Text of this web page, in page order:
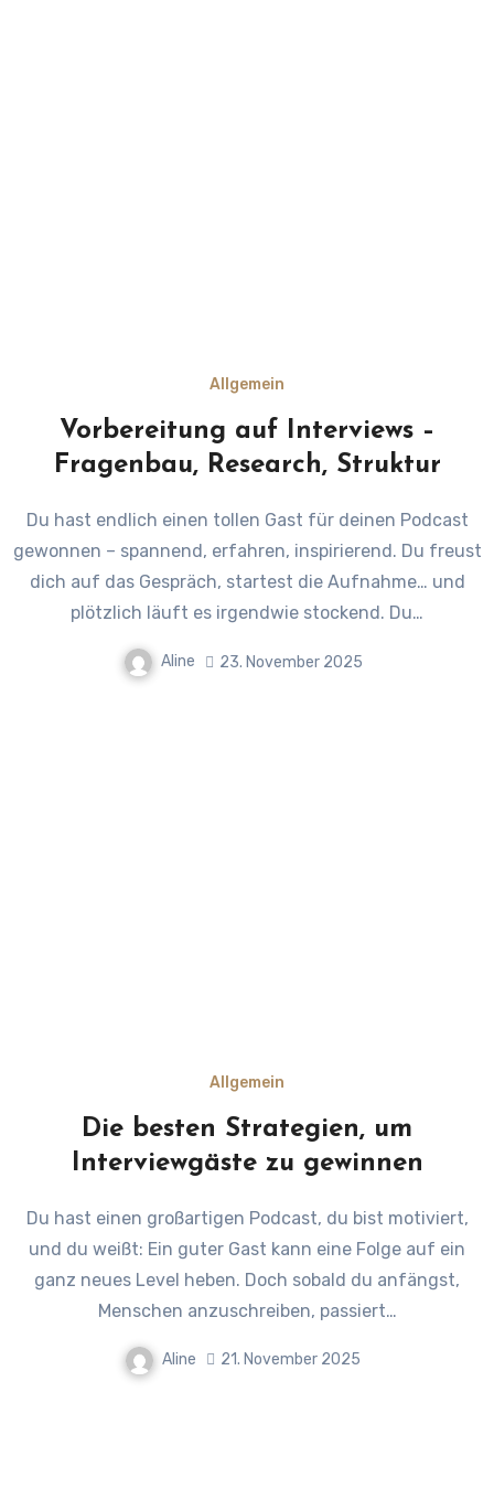
Allgemein
Vorbereitung auf Interviews –
Fragenbau, Research, Struktur
Du hast endlich einen tollen Gast für deinen Podcast
gewonnen – spannend, erfahren, inspirierend. Du freust
dich auf das Gespräch, startest die Aufnahme… und
plötzlich läuft es irgendwie stockend. Du…
Aline 23. November 2025
Allgemein
Die besten Strategien, um
Interviewgäste zu gewinnen
Du hast einen großartigen Podcast, du bist motiviert,
und du weißt: Ein guter Gast kann eine Folge auf ein
ganz neues Level heben. Doch sobald du anfängst,
Menschen anzuschreiben, passiert…
Aline 21. November 2025